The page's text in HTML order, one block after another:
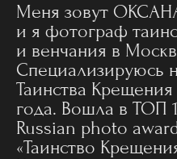
Меня зовут
и я фотограф
и венчания в
Специализируюсь
Таинства
года. Вошла в ТОП
Russian photo
«Таинство